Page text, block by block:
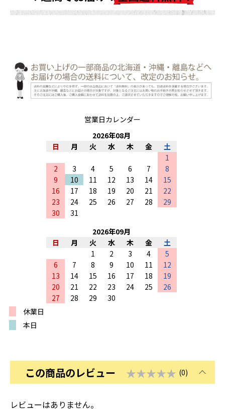
営業日カレンダー
2026年08月
日
月 火 水 木 金
土
1
2
3 4 5 6 7
8
9
10 11 12 13 14
15
16
17 18 19 20 21
22
23
24 25 26 27 28
29
30
31
2026年09月
日
月 火 水 木 金
土
1
2 3 4
5
6
7 8 9 10 11
12
13
14 15 16 17 18
19
20
21 22 23 24 25
26
27
28 29
30
休業日
本日
この商品のレビュー ★★★★★ (0)
レビューはありません。